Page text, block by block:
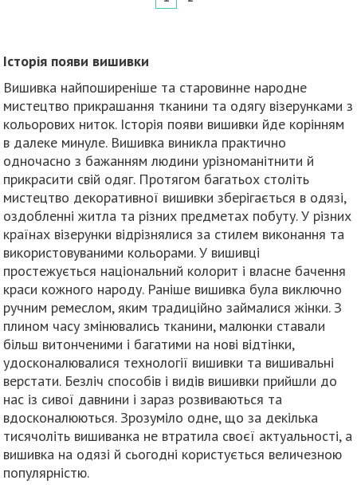
Історія появи вишивки
Вишивка найпоширеніше та старовинне народне
мистецтво прикрашання тканини та одягу візерунками з
кольорових ниток. Історія появи вишивки йде корінням
в далеке минуле. Вишивка виникла практично
одночасно з бажанням людини урізноманітнити й
прикрасити свій одяг. Протягом багатьох століть
мистецтво декоративної вишивки зберігається в одязі,
оздобленні житла та різних предметах побуту. У різних
країнах візерунки відрізнялися за стилем виконання та
використовуваними кольорами. У вишивці
простежується національний колорит і власне бачення
краси кожного народу. Раніше вишивка була виключно
ручним ремеслом, яким традиційно займалися жінки. З
плином часу змінювались тканини, малюнки ставали
більш витонченими і багатими на нові відтінки,
удосконалювалися технології вишивки та вишивальні
верстати. Безліч способів і видів вишивки прийшли до
нас із сивої давнини і зараз розвиваються та
вдосконалюються. Зрозуміло одне, що за декілька
тисячоліть вишиванка не втратила своєї актуальності, а
вишивка на одязі й сьогодні користується величезною
популярністю.